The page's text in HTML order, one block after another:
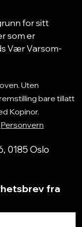
for sitt
som er
Vær Varsom-
Uten
bare tillatt
Kopinor.
Personvern
0185 Oslo
fra